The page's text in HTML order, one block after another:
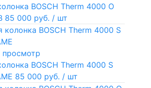
BOSCH Therm 4000 O
85 000 руб. / шт
BOSCH Therm 4000 S
85 000 руб. / шт